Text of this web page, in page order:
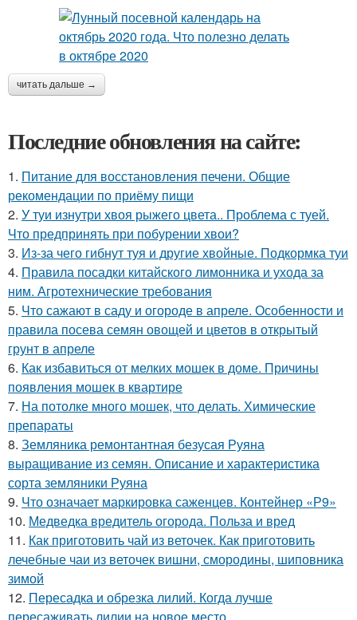
читать дальше →
Последние обновления на сайте:
1. Питание для восстановления печени. Общие
рекомендации по приёму пищи
2. У туи изнутри хвоя рыжего цвета.. Проблема с туей.
Что предпринять при побурении хвои?
3. Из-за чего гибнут туя и другие хвойные. Подкормка туи
4. Правила посадки китайского лимонника и ухода за
ним. Агротехнические требования
5. Что сажают в саду и огороде в апреле. Особенности и
правила посева семян овощей и цветов в открытый
грунт в апреле
6. Как избавиться от мелких мошек в доме. Причины
появления мошек в квартире
7. На потолке много мошек, что делать. Химические
препараты
8. Земляника ремонтантная безусая Руяна
выращивание из семян. Описание и характеристика
сорта земляники Руяна
9. Что означает маркировка саженцев. Контейнер «Р9»
10. Медведка вредитель огорода. Польза и вред
11. Как приготовить чай из веточек. Как приготовить
лечебные чаи из веточек вишни, смородины, шиповника
зимой
12. Пересадка и обрезка лилий. Когда лучше